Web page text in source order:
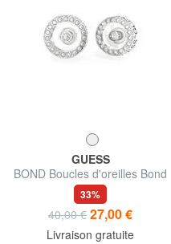
GUESS
BOND Boucles d'oreilles Bond
avec zircons cubiques
33%
40,00 € 27,00 €
Livraison gratuite